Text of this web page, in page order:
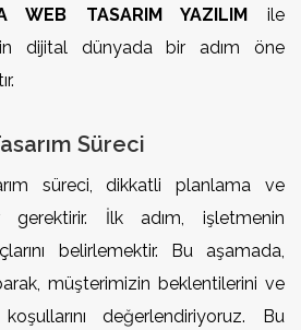
WEB TASARIM YAZILIM ile
dijital dünyada bir adım öne
Süreci
süreci, dikkatli planlama ve
gerektirir. İlk adım, işletmenin
belirlemektir. Bu aşamada,
müşterimizin beklentilerini ve
değerlendiriyoruz. Bu